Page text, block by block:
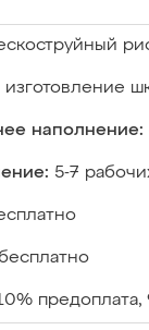
изготовление
наполнение:
5-7